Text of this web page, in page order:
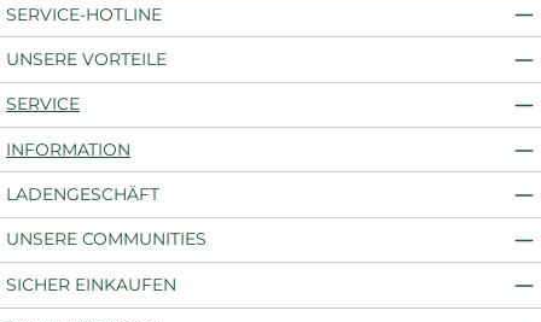
SERVICE-HOTLINE
UNSERE VORTEILE
SERVICE
INFORMATION
LADENGESCHÄFT
UNSERE COMMUNITIES
SICHER EINKAUFEN